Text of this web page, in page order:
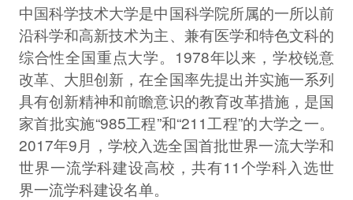
中国科学技术大学是中国科学院所属的一所以前
沿科学和高新技术为主、兼有医学和特色文科的
综合性全国重点大学。1978年以来，学校锐意
改革、大胆创新，在全国率先提出并实施一系列
具有创新精神和前瞻意识的教育改革措施，是国
家首批实施“985工程”和“211工程”的大学之一。
2017年9月，学校入选全国首批世界一流大学和
世界一流学科建设高校，共有11个学科入选世
界一流学科建设名单。